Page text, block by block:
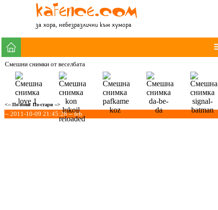
за хора, небезразлични към хумора
Смешни снимки от веселбата
<-- По-нови По-стари -->
-- 2011-10-09 21:45:28 -- feb